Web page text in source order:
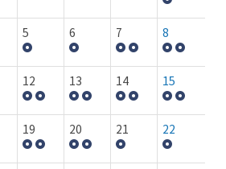
5 6 7 8
12 13 14 15
19 20 21 22